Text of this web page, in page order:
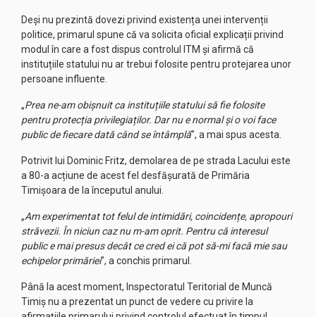
Deși nu prezintă dovezi privind existența unei intervenții
politice, primarul spune că va solicita oficial explicații privind
modul în care a fost dispus controlul ITM și afirmă că
instituțiile statului nu ar trebui folosite pentru protejarea unor
persoane influente.
„Prea ne-am obișnuit ca instituțiile statului să fie folosite
pentru protecția privilegiaților. Dar nu e normal și o voi face
public de fiecare dată când se întâmplă”, a mai spus acesta.
Potrivit lui Dominic Fritz, demolarea de pe strada Lacului este
a 80-a acțiune de acest fel desfășurată de Primăria
Timișoara de la începutul anului.
„Am experimentat tot felul de intimidări, coincidențe, apropouri
străvezii. În niciun caz nu m-am oprit. Pentru că interesul
public e mai presus decât ce cred ei că pot să-mi facă mie sau
echipelor primăriei”, a conchis primarul.
Până la acest moment, Inspectoratul Teritorial de Muncă
Timiș nu a prezentat un punct de vedere cu privire la